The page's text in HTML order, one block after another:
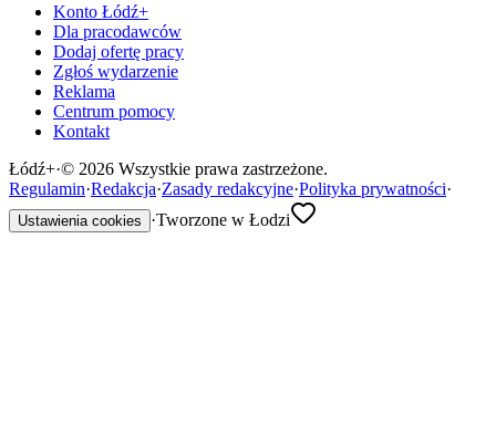
Konto Łódź+
Dla pracodawców
Dodaj ofertę pracy
Zgłoś wydarzenie
Reklama
Centrum pomocy
Kontakt
Łódź+·© 2026 Wszystkie prawa zastrzeżone.
Regulamin·Redakcja·Zasady redakcyjne·Polityka prywatności·
Ustawienia cookies ·Tworzone w Łodzi